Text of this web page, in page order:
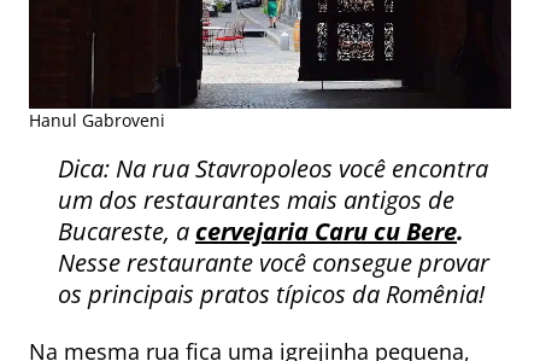
Hanul Gabroveni
Dica: Na rua Stavropoleos você encontra
um dos restaurantes mais antigos de
Bucareste, a cervejaria Caru cu Bere.
Nesse restaurante você consegue provar
os principais pratos típicos da Romênia!
Na mesma rua fica uma igrejinha pequena,